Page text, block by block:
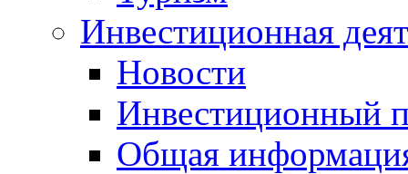
Инвестиционная
Новости
Инвестиционный
Общая